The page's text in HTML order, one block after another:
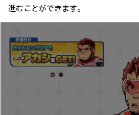
進むことができます。